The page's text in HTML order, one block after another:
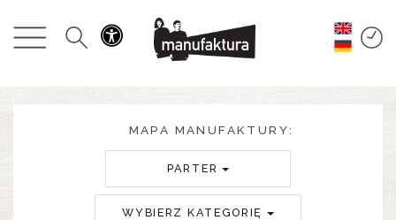
WYDARZENIA
PROMOCJEMAPA MANUFAKTURY:
PARTER
WYBIERZ KATEGORIĘ